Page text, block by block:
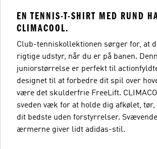
EN TENNIS-T-SHIRT MED RUND
CLIMACOOL.
Club-tenniskollektionen sørger for, at
rigtige udstyr, når du er på banen.
juniorstørrelse er perfekt til
designet til at forbedre dit spil over
være det skulderfrie FreeLift.
sveden væk for at holde dig afkølet, tør,
dit bedste uden forstyrrelser.
ærmerne giver lidt adidas-stil.